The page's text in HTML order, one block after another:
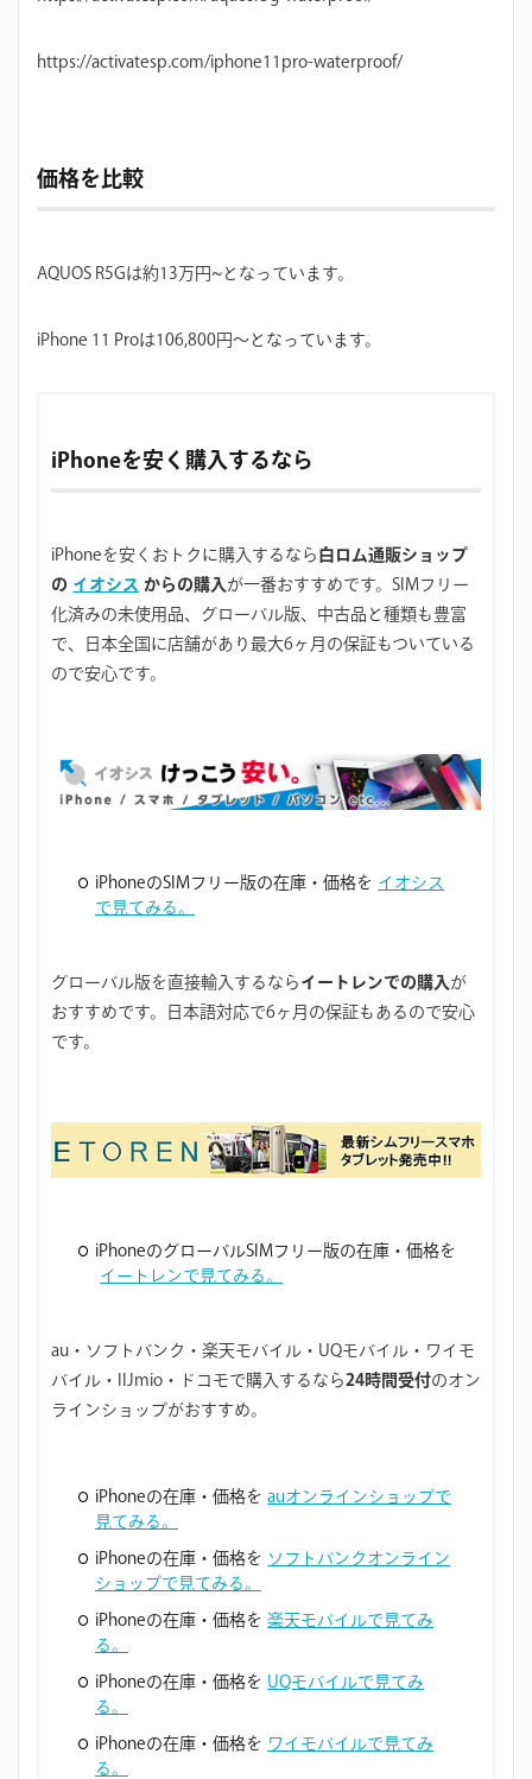
https://activatesp.com/iphone11pro-waterproof/
価格を比較
AQUOS R5Gは約13万円~となっています。
iPhone 11 Proは106,800円〜となっています。
iPhoneを安く購入するなら
iPhoneを安くおトクに購入するなら 白ロム通販ショップ
の イオシス からの購入 が一番おすすめです。SIMフリー
化済みの未使用品、グローバル版、中古品と種類も豊富
で、日本全国に店舗があり最大6ヶ月の保証もついている
ので安心です。
iPhoneのSIMフリー版の在庫・価格を イオシス
で見てみる。
グローバル版を直接輸入するなら イートレンでの購入 が
おすすめです。日本語対応で6ヶ月の保証もあるので安心
です。
iPhoneのグローバルSIMフリー版の在庫・価格を
イートレンで見てみる。
au・ソフトバンク・楽天モバイル・UQモバイル・ワイモ
バイル・IIJmio・ドコモで購入するなら 24時間受付のオン
ラインショップがおすすめ。
iPhoneの在庫・価格を auオンラインショップで
見てみる。
iPhoneの在庫・価格を ソフトバンクオンライン
ショップで見てみる。
iPhoneの在庫・価格を 楽天モバイルで見てみ
る。
iPhoneの在庫・価格を UQモバイルで見てみ
る。
iPhoneの在庫・価格を ワイモバイルで見てみ
る。